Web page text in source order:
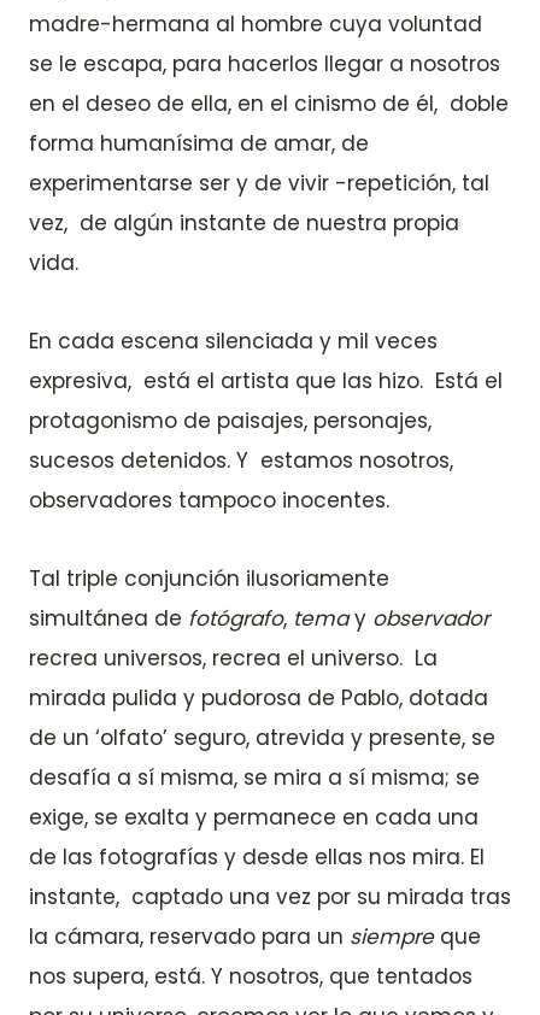
madre-hermana al hombre cuya voluntad
se le escapa, para hacerlos llegar a nosotros
en el deseo de ella, en el cinismo de él, doble
forma humanísima de amar, de
experimentarse ser y de vivir -repetición, tal
vez, de algún instante de nuestra propia
vida.
En cada escena silenciada y mil veces
expresiva, está el artista que las hizo. Está el
protagonismo de paisajes, personajes,
sucesos detenidos. Y estamos nosotros,
observadores tampoco inocentes.
Tal triple conjunción ilusoriamente
simultánea de fotógrafo, temay observador
recrea universos, recrea el universo. La
mirada pulida y pudorosa de Pablo, dotada
de un ‘olfato’ seguro, atrevida y presente, se
desafía a sí misma, se mira a sí misma; se
exige, se exalta y permanece en cada una
de las fotografías y desde ellas nos mira. El
instante, captado una vez por su mirada tras
la cámara, reservado para un siempreque
nos supera, está. Y nosotros, que tentados